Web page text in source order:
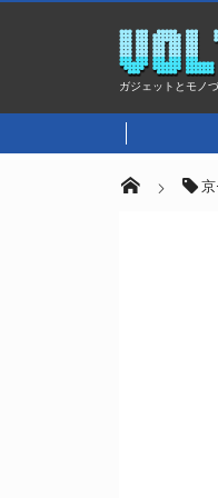
ガジェットとモノ